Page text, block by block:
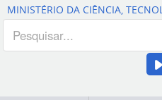
MINISTÉRIO DA CIÊNCIA,